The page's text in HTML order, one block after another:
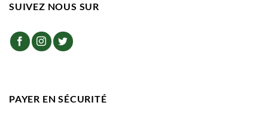
SUIVEZ NOUS SUR
PAYER EN SÉCURITÉ